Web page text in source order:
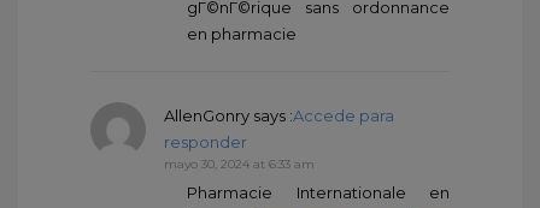
gГ©nГ©rique sans ordonnance
en pharmacie
AllenGonry says :Accede para
responder
mayo 30, 2024 at 6:33 am
Pharmacie Internationale en